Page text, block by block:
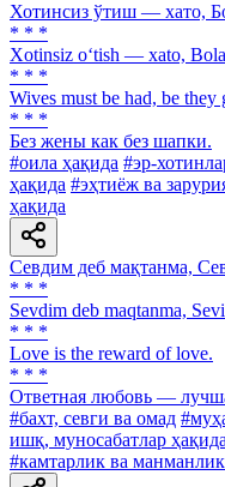
Хотинсиз ўтиш — хато,
* * *
Xotinsiz o‘tish — xato,
* * *
Wives must be had, be they
* * *
Без жены как без шапки.
#оила ҳақида #эр-
ҳақида #эҳтиёж ва
ҳақида
Севдим деб мақтанма,
* * *
Sevdim deb maqtanma,
* * *
Love is the reward of love.
* * *
Ответная любовь —
#бахт, севги ва омад
ишқ, муносабатлар ҳақида
#камтарлик ва